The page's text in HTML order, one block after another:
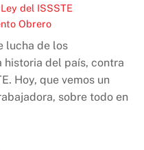
Ley del ISSSTE
Obrero
lucha de los
historia del país, contra
Hoy, que vemos un
sobre todo en